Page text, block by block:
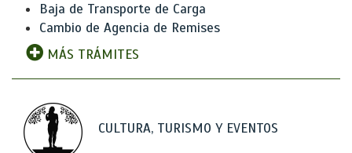
Baja de Transporte de Carga
Cambio de Agencia de Remises
MÁS TRÁMITES
CULTURA, TURISMO Y EVENTOS